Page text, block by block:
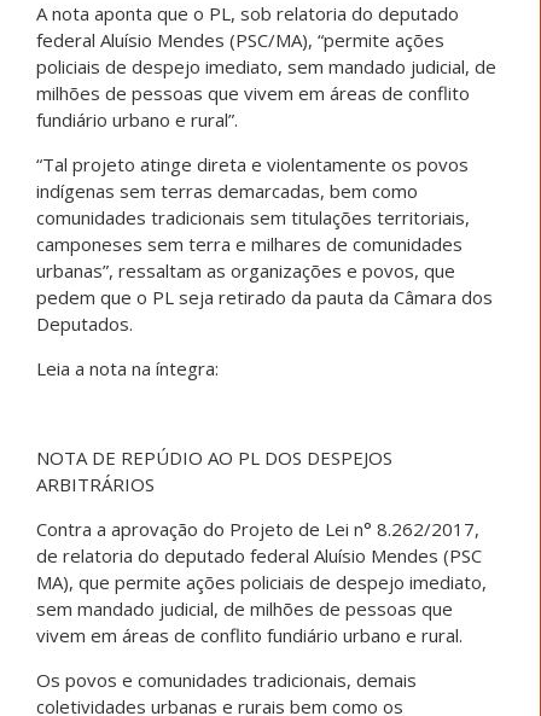
A nota aponta que o PL, sob relatoria do deputado
federal Aluísio Mendes (PSC/MA), “permite ações
policiais de despejo imediato, sem mandado judicial, de
milhões de pessoas que vivem em áreas de conflito
fundiário urbano e rural”.
“Tal projeto atinge direta e violentamente os povos
indígenas sem terras demarcadas, bem como
comunidades tradicionais sem titulações territoriais,
camponeses sem terra e milhares de comunidades
urbanas”, ressaltam as organizações e povos, que
pedem que o PL seja retirado da pauta da Câmara dos
Deputados.
Leia a nota na íntegra:
NOTA DE REPÚDIO AO PL DOS DESPEJOS
ARBITRÁRIOS
Contra a aprovação do Projeto de Lei n° 8.262/2017,
de relatoria do deputado federal Aluísio Mendes (PSC
MA), que permite ações policiais de despejo imediato,
sem mandado judicial, de milhões de pessoas que
vivem em áreas de conflito fundiário urbano e rural.
Os povos e comunidades tradicionais, demais
coletividades urbanas e rurais bem como os